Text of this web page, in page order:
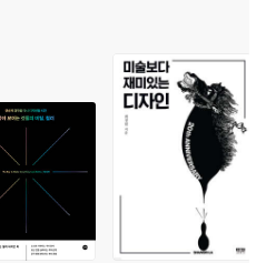
10』『디자인 인